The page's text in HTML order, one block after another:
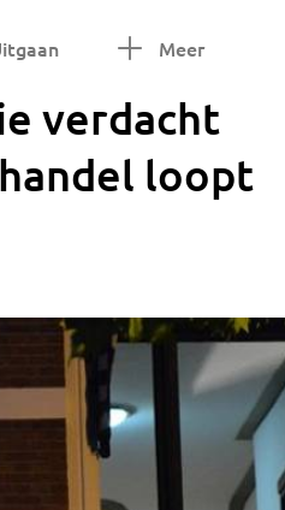
Meer
verdacht
loopt